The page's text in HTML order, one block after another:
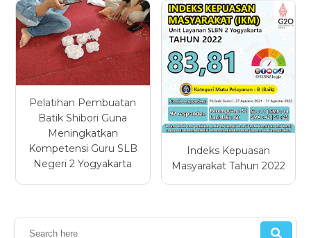
Pelatihan Pembuatan
Batik Shibori Guna
Meningkatkan
Kompetensi Guru SLB
Negeri 2 Yogyakarta
Indeks Kepuasan
Masyarakat Tahun 2022